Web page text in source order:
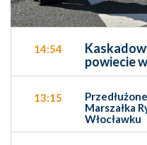
14:54
powiecie
13:15
Marszałka
Włocławku